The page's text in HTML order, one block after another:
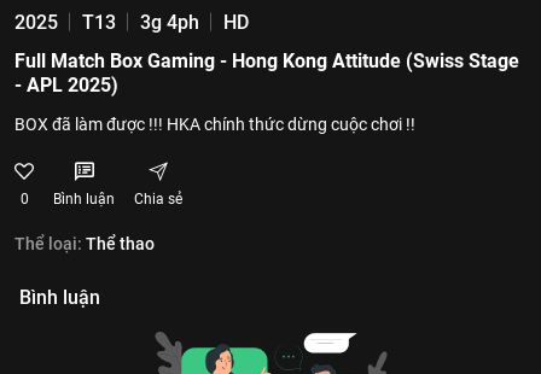
2025 T13 3g 4ph
HD
Full Match Box Gaming - Hong Kong Attitude (Swiss Stage
- APL 2025)
BOX đã làm được !!! HKA chính thức dừng cuộc chơi !!
0 Bình luận Chia sẻ
Thể loại: Thể thao
Bình luận